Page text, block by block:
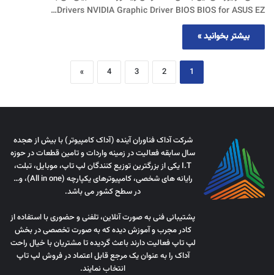
Drivers NVIDIA Graphic Driver BIOS BIOS for ASUS EZ…
بیشتر بخوانید »
1
2
3
4
»
شرکت آداک فناوران آینده (آداک کامپیوتر) با بیش از هجده
سال سابقه فعالیت در زمینه واردات و تامین قطعات در حوزه
I.T یکی از بزرگترین توزیع کنندگان لپ تاپ، موبایل، تبلت،
رایانه های شخصی، کامپیوترهای یکپارچه (All in one)، و…
در سطح کشور می باشد.
پشتیبانی فنی به صورت آنلاین، تلفنی و حضوری با استفاده از
کادر مجرب و آموزش دیده که به صورت تخصصی در بخش
لپ تاپ فعالیت دارند باعث گردیده تا مشتریان با خیال راحت
آداک را به عنوان یک مرجع قابل اعتماد در فروش لپ تاپ
انتخاب نمایند.